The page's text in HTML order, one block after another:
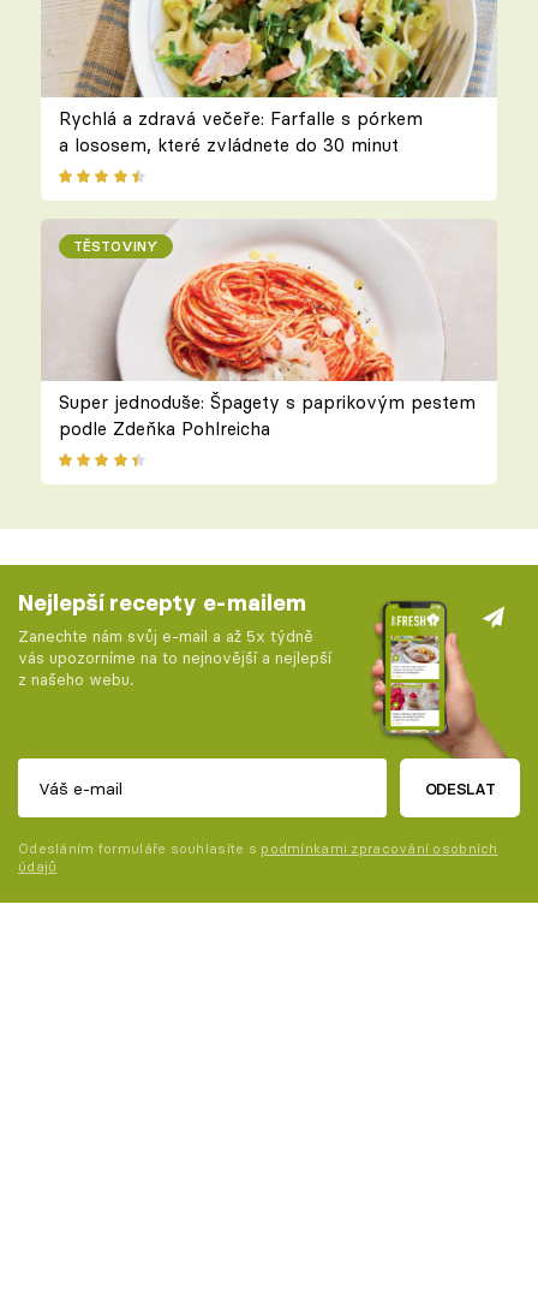
Rychlá a zdravá večeře: Farfalle s pórkem
a lososem, které zvládnete do 30 minut
TĚSTOVINY
Super jednoduše: Špagety s paprikovým pestem
podle Zdeňka Pohlreicha
Nejlepší recepty e-mailem
Zanechte nám svůj e-mail a až 5x týdně
vás upozorníme na to nejnovější a nejlepší
z našeho webu.
ODESLAT
Odesláním formuláře souhlasíte s podmínkami zpracování osobních
údajů